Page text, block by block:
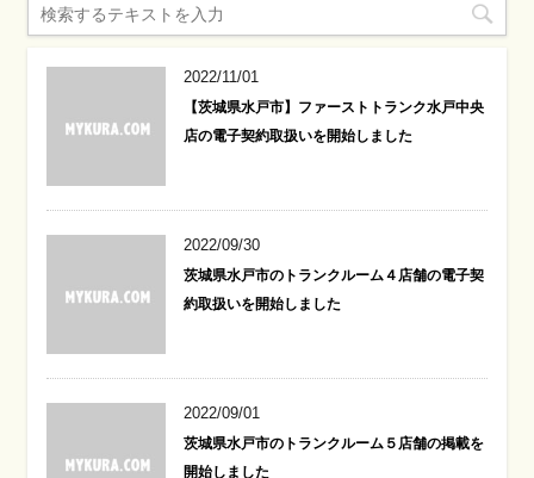
2022/11/01
【茨城県水戸市】ファーストトランク水戸中央
店の電子契約取扱いを開始しました
2022/09/30
茨城県水戸市のトランクルーム４店舗の電子契
約取扱いを開始しました
2022/09/01
茨城県水戸市のトランクルーム５店舗の掲載を
開始しました